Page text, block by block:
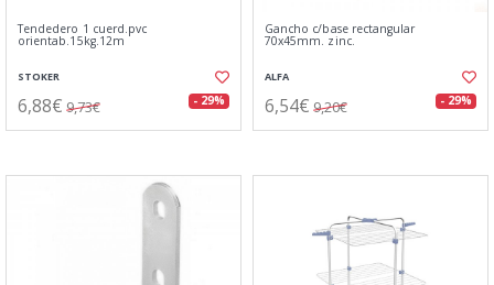
Tendedero 1 cuerd.pvc
orientab.15kg.12m
STOKER
6,88€ 9,73€ - 29%
Gancho c/base rectangular
70x45mm. zinc.
ALFA
6,54€ 9,20€ - 29%